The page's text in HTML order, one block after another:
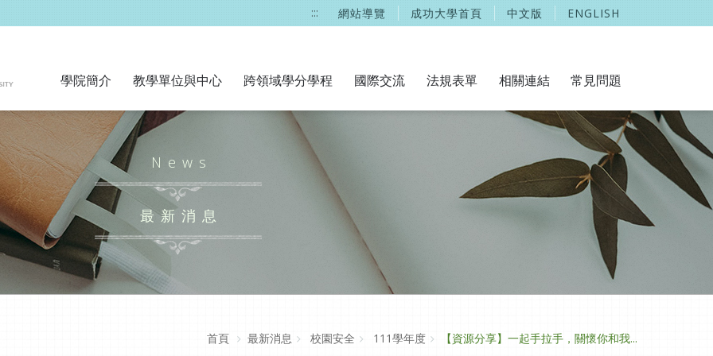
::: 網站導覽 成功大學首頁 中文版 ENGLISH
學院簡介 教學單位與中心 跨領域學分學程 國際交流 法規表單 相關連結 常見問題
News
最新消息
首頁 最新消息 校園安全 111學年度 【資源分享】一起手拉手，關懷你和我...